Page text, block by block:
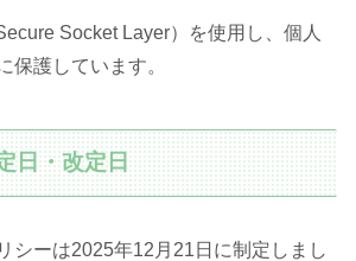
Socket Layer）を使用し、個人
保護しています。
日・改定日
シーは2025年12月21日に制定しまし